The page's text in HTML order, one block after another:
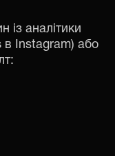
із аналітики
в Instagram) або